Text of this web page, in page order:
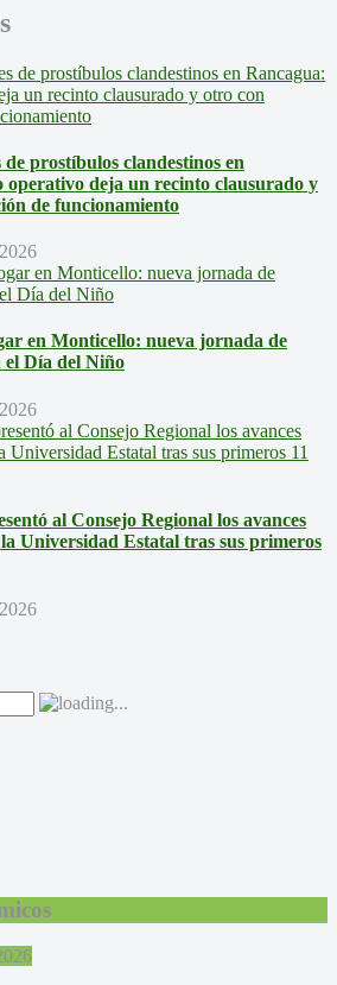
de prostíbulos clandestinos en
operativo deja un recinto clausurado y
de funcionamiento
en Monticello: nueva jornada de
el Día del Niño
al Consejo Regional los avances
Universidad Estatal tras sus primeros